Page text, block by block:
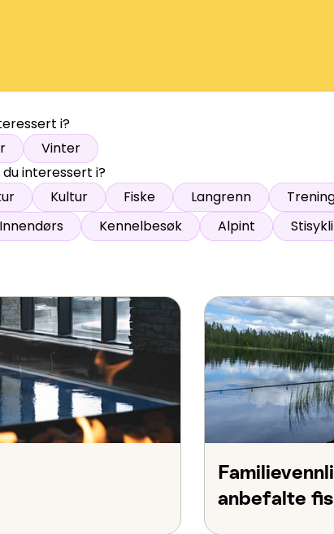
i?
Vinter
interessert i?
Kultur Fiske Langrenn
Innendørs Kennelbesøk Alpint
anbefalte